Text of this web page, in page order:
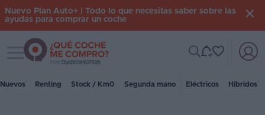
Iniciar
Nuevo Plan Auto+ | Todo lo que necesitas saber sobre las
ayudas para comprar un coche
Toggle navigation
Nuevos Renting Stock / Km0 Segunda mano Eléctricos Híbridos